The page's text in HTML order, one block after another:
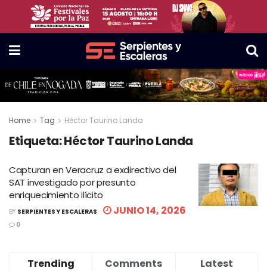
Home Tag Héctor Taurino Landa
Etiqueta:Héctor Taurino Landa
Capturan en Veracruz a exdirectivo del
SAT investigado por presunto
enriquecimiento ilícito
BY SERPIENTES Y ESCALERAS JUNIO 14, 2026
0
Trending Comments Latest